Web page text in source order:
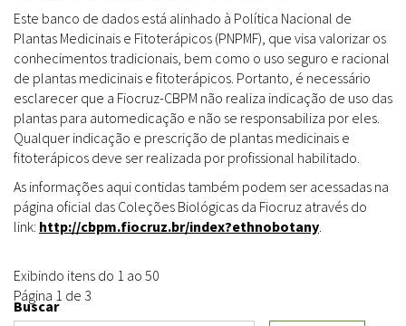
Este banco de dados está alinhado à Política Nacional de
Plantas Medicinais e Fitoterápicos (PNPMF), que visa valorizar os
conhecimentos tradicionais, bem como o uso seguro e racional
de plantas medicinais e fitoterápicos. Portanto, é necessário
esclarecer que a Fiocruz-CBPM não realiza indicação de uso das
plantas para automedicação e não se responsabiliza por eles.
Qualquer indicação e prescrição de plantas medicinais e
fitoterápicos deve ser realizada por profissional habilitado.
As informações aqui contidas também podem ser acessadas na
página oficial das Coleções Biológicas da Fiocruz através do
link: http://cbpm.fiocruz.br/index?ethnobotany.
Exibindo itens do 1 ao 50
Página 1 de 3
Buscar